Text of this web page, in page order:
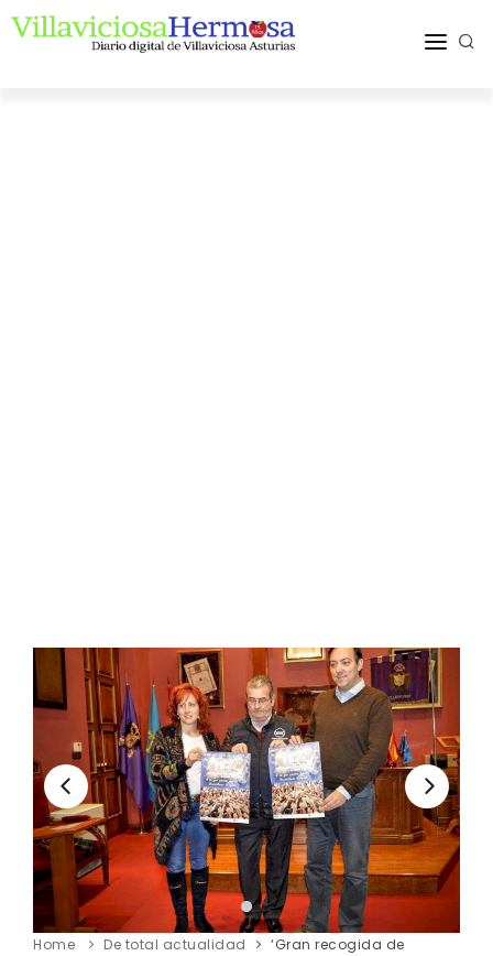
Home De total actualidad
‘Gran recogida de